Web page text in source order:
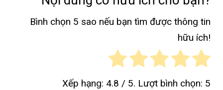
Bình chọn 5 sao nếu bạn tìm được thông tin
hữu ích!
Xếp hạng: 4.8 / 5. Lượt bình chọn: 5